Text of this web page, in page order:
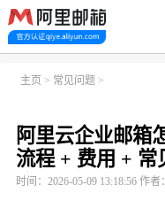
首页 阿里企业邮箱
主页 > 常见问题 >
阿里云企业邮箱
流程 + 费用 + 常
时间：2026-05-09 13:18:56 作